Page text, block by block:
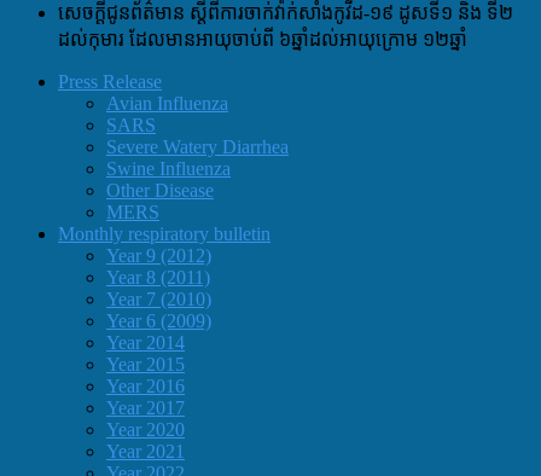
សេចក្ដីជូនព័ត៌មាន ស្ដីពីការចាក់វ៉ាក់សាំងកូវីដ-១៩​ ដូសទី១ និង​ ទី២
ដល់កុមារ ដែលមានអាយុចាប់ពី ៦ឆ្នាំដល់អាយុក្រោម ១២ឆ្នាំ
Press Release
Avian Influenza
SARS
Severe Watery Diarrhea
Swine Influenza
Other Disease
MERS
Monthly respiratory bulletin
Year 9 (2012)
Year 8 (2011)
Year 7 (2010)
Year 6 (2009)
Year 2014
Year 2015
Year 2016
Year 2017
Year 2020
Year 2021